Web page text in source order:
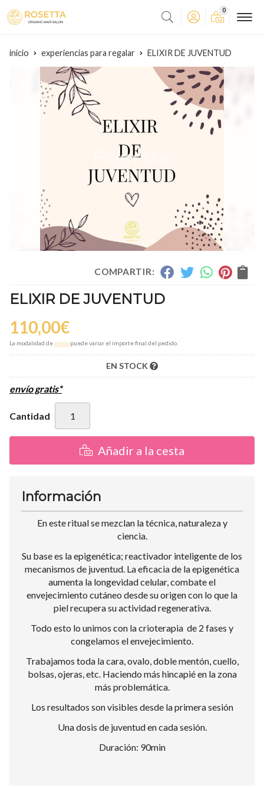
0
inicio experiencias para regalar ELIXIR DE JUVENTUD
COMPARTIR:
ELIXIR DE JUVENTUD
110,00€
La modalidad de envío puede variar el importe final del pedido.
EN STOCK
envío gratis*
Cantidad
Añadir a la cesta
Información
En este ritual se mezclan la técnica, naturaleza y
ciencia.
Su base es la epigenética; reactivador inteligente de los
mecanismos de juventud. La eficacia de la epigenética
aumenta la longevidad celular, combate el
envejecimiento cutáneo desde su origen con lo que la
piel recupera su actividad regenerativa.
Todo esto lo unimos con la crioterapia de 2 fases y
congelamos el envejecimiento.
Trabajamos toda la cara, ovalo, doble mentón, cuello,
bolsas, ojeras, etc. Haciendo más hincapié en la zona
más problemática.
Los resultados son visibles desde la primera sesión
Una dosis de juventud en cada sesión.
Duración: 90min